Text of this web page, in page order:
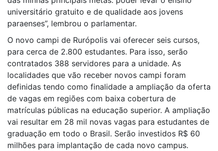
universitário gratuito e de qualidade aos jovens
paraenses”, lembrou o parlamentar.
O novo campi de Rurópolis vai oferecer seis cursos,
para cerca de 2.800 estudantes. Para isso, serão
contratados 388 servidores para a unidade. As
localidades que vão receber novos campi foram
definidas tendo como finalidade a ampliação da oferta
de vagas em regiões com baixa cobertura de
matrículas públicas na educação superior. A ampliação
vai resultar em 28 mil novas vagas para estudantes de
graduação em todo o Brasil. Serão investidos R$ 60
milhões para implantação de cada novo campus.